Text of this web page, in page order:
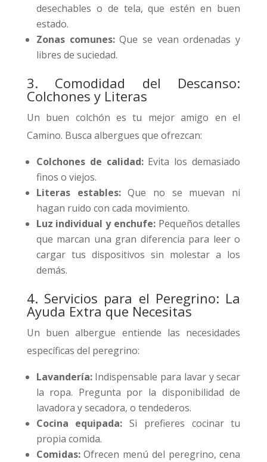
desechables o de tela, que estén en buen
estado.
Zonas comunes:Que se vean ordenadas y
libres de suciedad.
3. Comodidad del Descanso:
Colchones y Literas
Un buen colchón es tu mejor amigo en el
Camino. Busca albergues que ofrezcan:
Colchones de calidad:Evita los demasiado
finos o viejos.
Literas estables:Que no se muevan ni
hagan ruido con cada movimiento.
Luz individual y enchufe:Pequeños detalles
que marcan una gran diferencia para leer o
cargar tus dispositivos sin molestar a los
demás.
4. Servicios para el Peregrino: La
Ayuda Extra que Necesitas
Un buen albergue entiende las necesidades
específicas del peregrino:
Lavandería:Indispensable para lavar y secar
la ropa. Pregunta por la disponibilidad de
lavadora y secadora, o tendederos.
Cocina equipada: Si prefieres cocinar tu
propia comida.
Comidas:Ofrecen menú del peregrino, cena